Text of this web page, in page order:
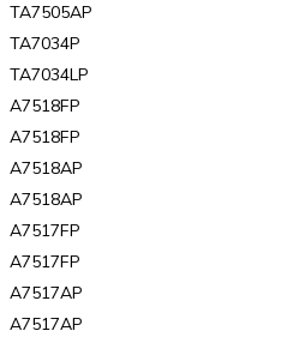
TA7505AP
TA7034P
TA7034LP
A7518FP
A7518FP
A7518AP
A7518AP
A7517FP
A7517FP
A7517AP
A7517AP